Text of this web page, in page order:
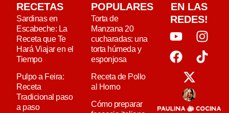
RECETAS
Sardinas en
Escabeche: La
Receta que Te
Hará Viajar en el
Tiempo
Pulpo a Feira:
Receta
Tradicional paso
a paso
POPULARES
Torta de
Manzana 20
cucharadas: una
torta húmeda y
esponjosa
Receta de Pollo
al Horno
Cómo preparar
EN LAS
REDES!